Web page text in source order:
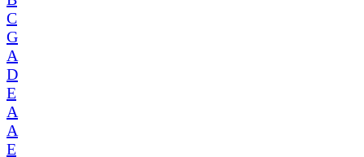
C
G
A
D
E
A
A
E